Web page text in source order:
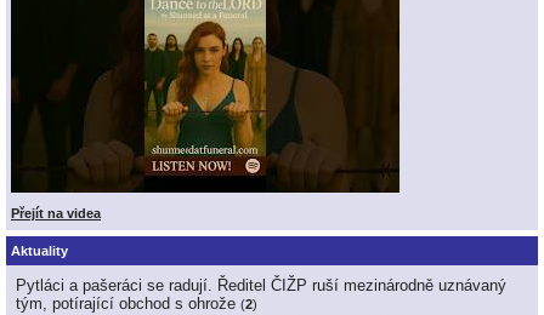
Přejít na videa
Aktuality
Pytláci a pašeráci se radují. Ředitel ČIŽP ruší mezinárodně uznávaný
tým, potírající obchod s ohrože (2)